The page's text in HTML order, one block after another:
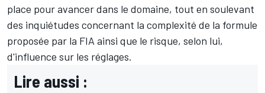
place pour avancer dans le domaine, tout en soulevant
des inquiétudes concernant la complexité de la formule
proposée par la FIA ainsi que le risque, selon lui,
d'influence sur les réglages.
Lire aussi :